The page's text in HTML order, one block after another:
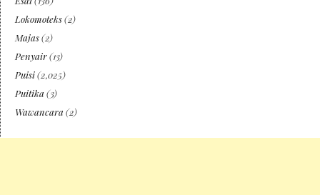
Lokomoteks(2)
Majas(2)
Penyair(13)
Puisi(2,025)
Puitika (3)
Wawancara (2)